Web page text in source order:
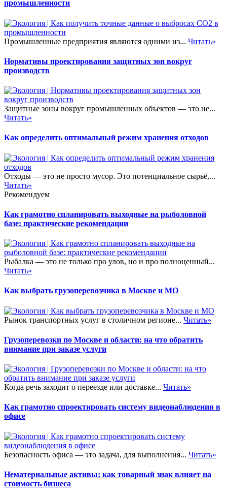
промышленности
Промышленные предприятия являются одними из... Читать»
Нормативы проектирования защитных зон вокруг
производств
Защитные зоны вокруг промышленных объектов — это не...
Читать»
Как определить оптимальный режим хранения отходов
Отходы — это не просто мусор. Это потенциальное сырьё,...
Читать»
Рекомендуем
Как грамотно спланировать выходные на рыболовной
базе: практические рекомендации
Рыбалка — это не только про улов, но и про полноценный...
Читать»
Как выбрать грузоперевозчика в Москве и МО
Рынок транспортных услуг в столичном регионе... Читать»
Грузоперевозки по Москве и области: на что обратить
внимание при заказе услуги
Когда речь заходит о переезде или доставке... Читать»
Как грамотно спроектировать систему видеонаблюдения в
офисе
Безопасность офиса — это задача, для выполнения... Читать»
Нематериальные активы: как товарный знак влияет на
стоимость бизнеса